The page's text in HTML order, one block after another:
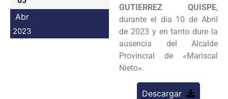
Abr
2023
GUTIERREZ QUISPE,
durante el dia 10 de Abril
de 2023 y en tanto dure la
ausencia del Alcalde
Provincial de «Mariscal
Nieto».
Descargar